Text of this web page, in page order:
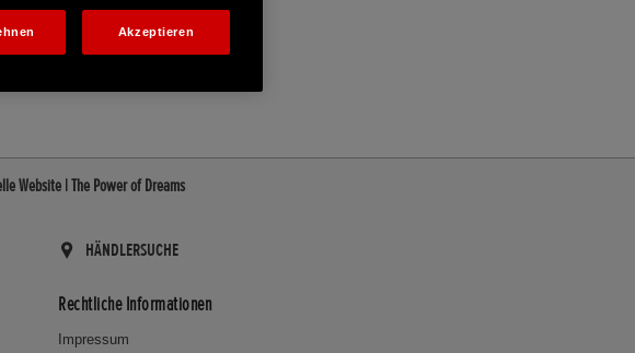
Website | The Power of Dreams
HÄNDLERSUCHE
Rechtliche Informationen
Impressum
Akzeptieren